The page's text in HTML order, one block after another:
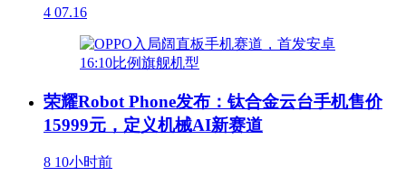
4 07.16
荣耀Robot Phone发布：钛合金云台手机售价
15999元，定义机械AI新赛道
8 10小时前